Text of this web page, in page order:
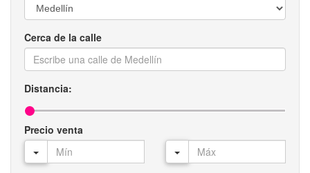
Cerca de la calle
Distancia:
Precio venta